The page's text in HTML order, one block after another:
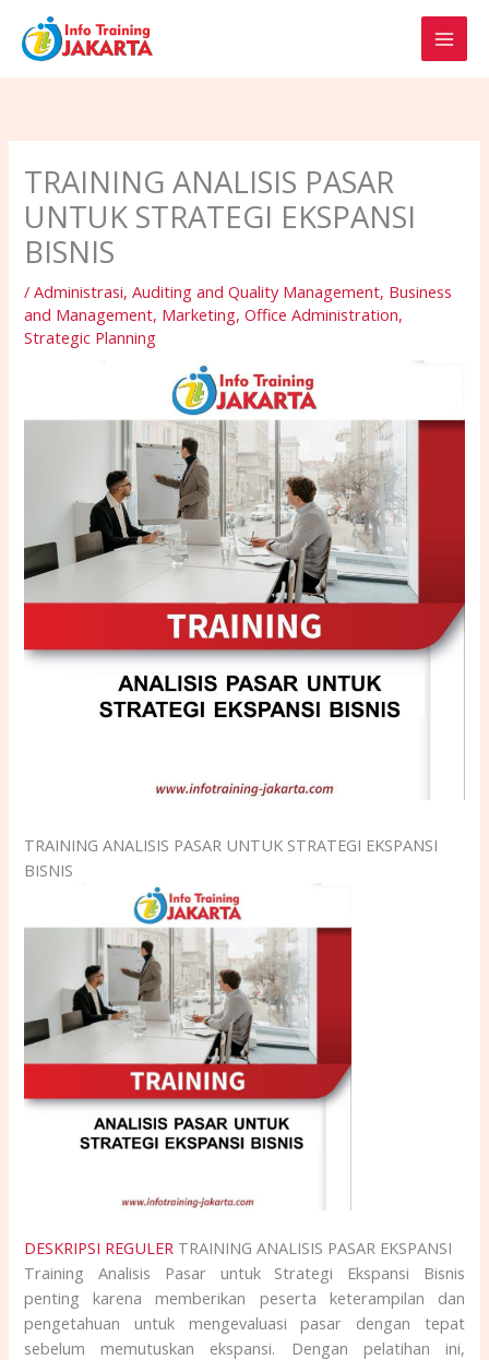
content
TRAINING ANALISIS PASAR
UNTUK STRATEGI EKSPANSI
BISNIS
/Administrasi,Auditing and Quality Management, Business
and Management, Marketing,Office Administration,
Strategic Planning
TRAINING ANALISIS PASAR UNTUK STRATEGI EKSPANSI
BISNIS
DESKRIPSI REGULER TRAINING ANALISIS PASAR EKSPANSI
Training Analisis Pasar untuk Strategi Ekspansi Bisnis
penting karena memberikan peserta keterampilan dan
pengetahuan untuk mengevaluasi pasar dengan tepat
sebelum memutuskan ekspansi. Dengan pelatihan ini,